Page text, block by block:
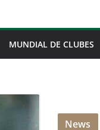
MUNDIAL DE CLUBES
News